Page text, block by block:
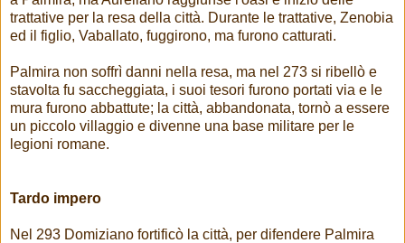
trattative per la resa della città. Durante le trattative, Zenobia
ed il figlio, Vaballato, fuggirono, ma furono catturati.
Palmira non soffrì danni nella resa, ma nel 273 si ribellò e
stavolta fu saccheggiata, i suoi tesori furono portati via e le
mura furono abbattute; la città, abbandonata, tornò a essere
un piccolo villaggio e divenne una base militare per le
legioni romane.
Tardo impero
Nel 293 Domiziano fortificò la città, per difendere Palmira